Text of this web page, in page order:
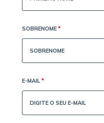
SOBRENOME *
E-MAIL *